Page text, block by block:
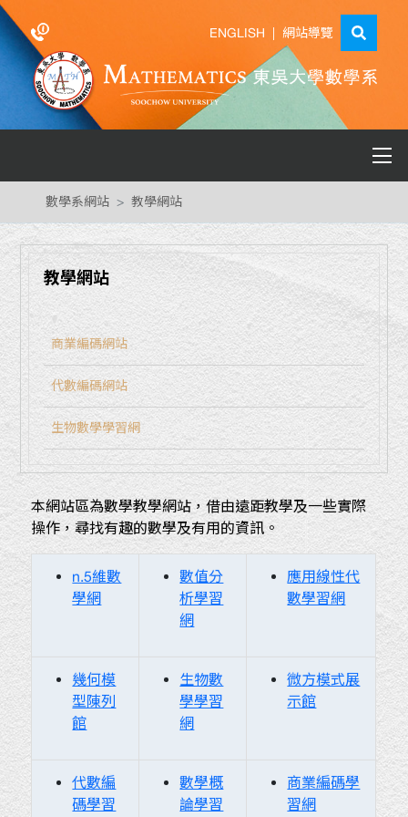
ENGLISH | 網站導覽
數學系網站 教學網站
教學網站
商業編碼網站
代數編碼網站
生物數學學習網
本網站區為數學教學網站，借由遠距教學及一些實際
操作，尋找有趣的數學及有用的資訊。
n.5維數
學網
數值分
析學習
網
應用線性代
數學習網
幾何模
型陳列
館
生物數
學學習
網
微方模式展
示館
代數編
碼學習
數學概
論學習
商業編碼學
習網